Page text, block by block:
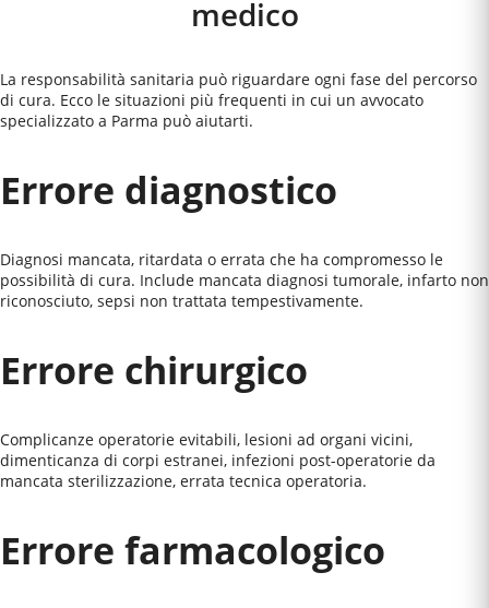
medico
La responsabilità sanitaria può riguardare ogni fase del percorso
di cura. Ecco le situazioni più frequenti in cui un avvocato
specializzato a Parma può aiutarti.
Errore diagnostico
Diagnosi mancata, ritardata o errata che ha compromesso le
possibilità di cura. Include mancata diagnosi tumorale, infarto non
riconosciuto, sepsi non trattata tempestivamente.
Errore chirurgico
Complicanze operatorie evitabili, lesioni ad organi vicini,
dimenticanza di corpi estranei, infezioni post-operatorie da
mancata sterilizzazione, errata tecnica operatoria.
Errore farmacologico